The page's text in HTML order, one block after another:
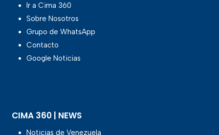
Ir a Cima 360
Sobre Nosotros
Grupo de WhatsApp
Contacto
Google Noticias
CIMA 360 | NEWS
Noticias de Venezuela